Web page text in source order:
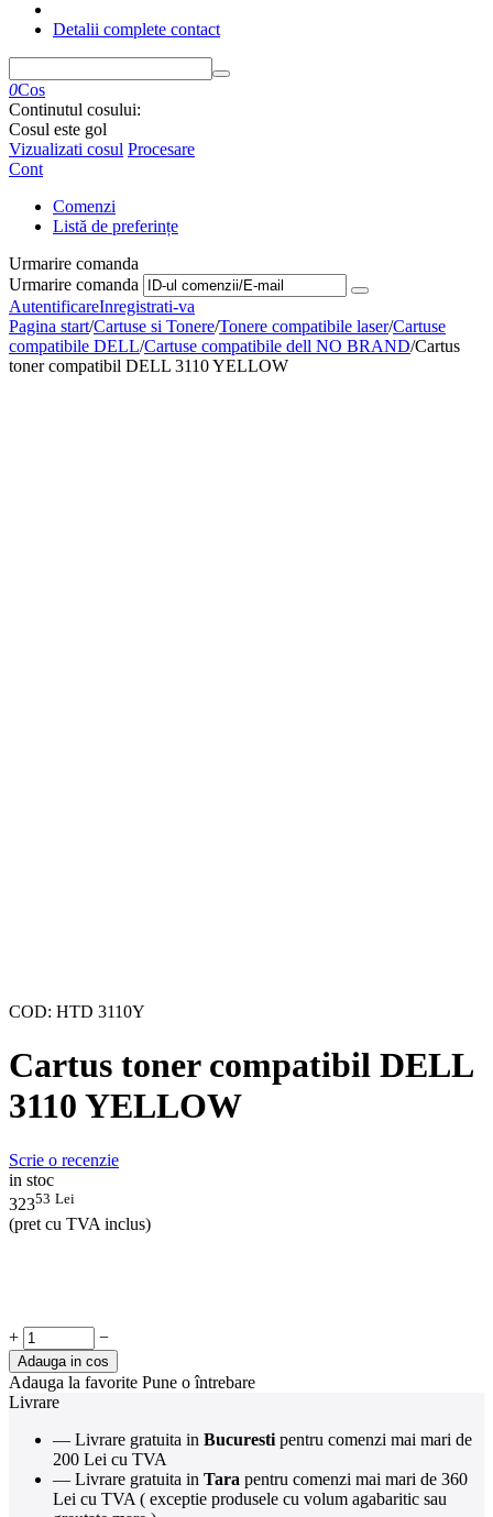
Detalii complete contact
0Cos
Continutul cosului:
Cosul este gol
Vizualizati cosul Procesare
Cont
Comenzi
Listă de preferințe
Urmarire comanda
Urmarire comanda
AutentificareInregistrati-va
Pagina start/Cartuse si Tonere/Tonere compatibile laser/Cartuse
compatibile DELL/Cartuse compatibile dell NO BRAND/Cartus
toner compatibil DELL 3110 YELLOW
COD: HTD 3110Y
Cartus toner compatibil DELL
3110 YELLOW
Scrie o recenzie
in stoc
32353 Lei
(pret cu TVA inclus)
+ −
Adauga in cos
Adauga la favorite Pune o întrebare
Livrare
— Livrare gratuita in Bucuresti pentru comenzi mai mari de
200 Lei cu TVA
— Livrare gratuita in Tara pentru comenzi mai mari de 360
Lei cu TVA ( exceptie produsele cu volum agabaritic sau